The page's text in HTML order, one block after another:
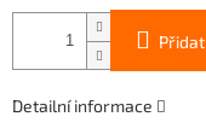
Detailní informace